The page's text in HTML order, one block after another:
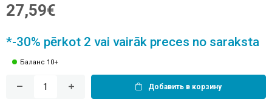
27,59€
*-30% pērkot 2 vai vairāk preces no saraksta
Баланс 10+
Добавить в корзину